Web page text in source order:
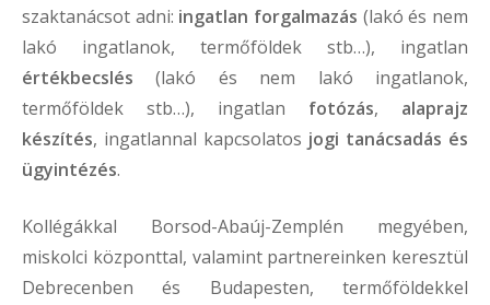
szaktanácsot adni: ingatlan forgalmazás (lakó és nem
lakó ingatlanok, termőföldek stb…), ingatlan
értékbecslés (lakó és nem lakó ingatlanok,
termőföldek stb…), ingatlan fotózás, alaprajz
készítés, ingatlannal kapcsolatos jogi tanácsadás és
ügyintézés.
Kollégákkal Borsod-Abaúj-Zemplén megyében,
miskolci központtal, valamint partnereinken keresztül
Debrecenben és Budapesten, termőföldekkel